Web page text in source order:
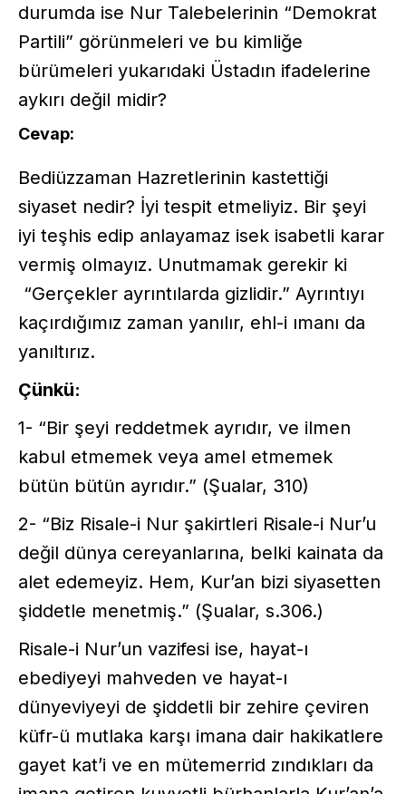
durumda ise Nur Talebelerinin “Demokrat
Partili” görünmeleri ve bu kimliğe
bürümeleri yukarıdaki Üstadın ifadelerine
aykırı değil midir?
Cevap:
Bediüzzaman Hazretlerinin kastettiği
siyaset nedir? İyi tespit etmeliyiz. Bir şeyi
iyi teşhis edip anlayamaz isek isabetli karar
vermiş olmayız. Unutmamak gerekir ki
“Gerçekler ayrıntılarda gizlidir.” Ayrıntıyı
kaçırdığımız zaman yanılır, ehl-i ımanı da
yanıltırız.
Çünkü:
1- “Bir şeyi reddetmek ayrıdır, ve ilmen
kabul etmemek veya amel etmemek
bütün bütün ayrıdır.” (Şualar, 310)
2- “Biz Risale-i Nur şakirtleri Risale-i Nur’u
değil dünya cereyanlarına, belki kainata da
alet edemeyiz. Hem, Kur’an bizi siyasetten
şiddetle menetmiş.” (Şualar, s.306.)
Risale-i Nur’un vazifesi ise, hayat-ı
ebediyeyi mahveden ve hayat-ı
dünyeviyeyi de şiddetli bir zehire çeviren
küfr-ü mutlaka karşı imana dair hakikatlere
gayet kat’i ve en mütemerrid zındıkları da